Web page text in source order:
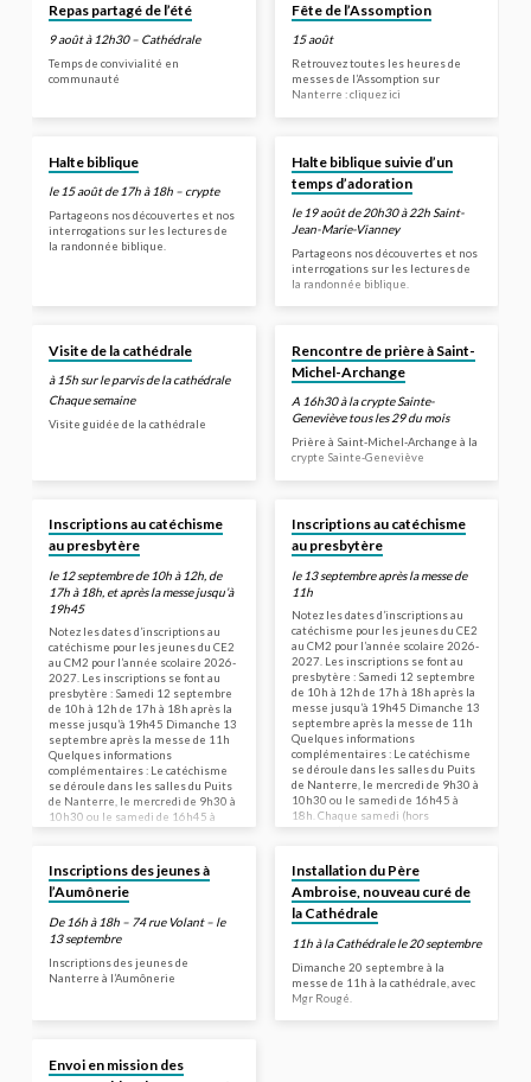
Repas partagé de l’été
9 août à 12h30 – Cathédrale
Temps de convivialité en
communauté
Fête de l’Assomption
15 août
Retrouvez toutes les heures de
messes de l’Assomption sur
Nanterre : cliquez ici
Halte biblique
le 15 août de 17h à 18h – crypte
Partageons nos découvertes et nos
interrogations sur les lectures de
la randonnée biblique.
Halte biblique suivie d’un
temps d’adoration
le 19 août de 20h30 à 22h Saint-
Jean-Marie-Vianney
Partageons nos découvertes et nos
interrogations sur les lectures de
la randonnée biblique.
Visite de la cathédrale
à 15h sur le parvis de la cathédrale
Chaque semaine
Visite guidée de la cathédrale
Rencontre de prière à Saint-
Michel-Archange
A 16h30 à la crypte Sainte-
Geneviève tous les 29 du mois
Prière à Saint-Michel-Archange à la
crypte Sainte-Geneviève
Inscriptions au catéchisme
au presbytère
le 12 septembre de 10h à 12h, de
17h à 18h, et après la messe jusqu’à
19h45
Notez les dates d’inscriptions au
catéchisme pour les jeunes du CE2
au CM2 pour l’année scolaire 2026-
2027. Les inscriptions se font au
presbytère : Samedi 12 septembre
de 10h à 12h de 17h à 18h après la
messe jusqu’à 19h45 Dimanche 13
septembre après la messe de 11h
Quelques informations
complémentaires : Le catéchisme
se déroule dans les salles du Puits
de Nanterre, le mercredi de 9h30 à
10h30 ou le samedi de 16h45 à
Inscriptions au catéchisme
au presbytère
le 13 septembre après la messe de
11h
Notez les dates d’inscriptions au
catéchisme pour les jeunes du CE2
au CM2 pour l’année scolaire 2026-
2027. Les inscriptions se font au
presbytère : Samedi 12 septembre
de 10h à 12h de 17h à 18h après la
messe jusqu’à 19h45 Dimanche 13
septembre après la messe de 11h
Quelques informations
complémentaires : Le catéchisme
se déroule dans les salles du Puits
de Nanterre, le mercredi de 9h30 à
10h30 ou le samedi de 16h45 à
18h. Chaque samedi (hors
Inscriptions des jeunes à
l’Aumônerie
De 16h à 18h – 74 rue Volant – le
13 septembre
Inscriptions des jeunes de
Nanterre à l’Aumônerie
Installation du Père
Ambroise, nouveau curé de
la Cathédrale
11h à la Cathédrale le 20 septembre
Dimanche 20 septembre à la
messe de 11h à la cathédrale, avec
Mgr Rougé.
Envoi en mission des